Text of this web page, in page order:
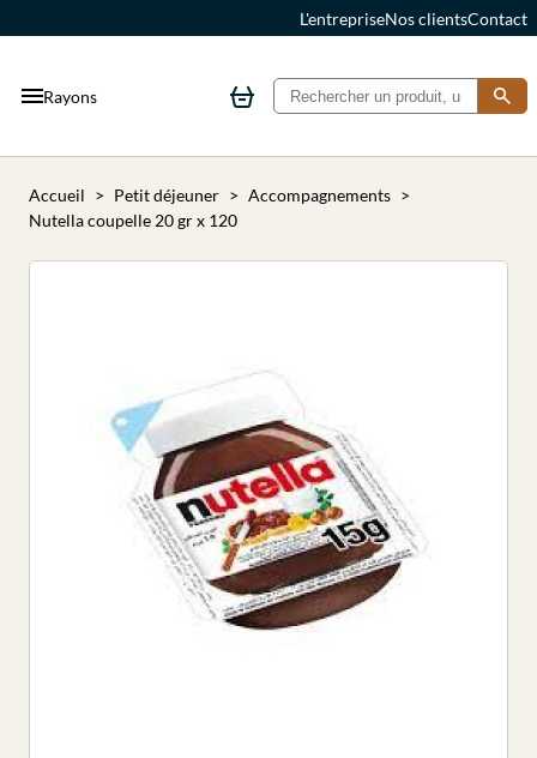
L'entrepriseNos clientsContact
Rayons
Accueil Petit déjeuner
Accompagnements
Nutella coupelle 20 gr x 120